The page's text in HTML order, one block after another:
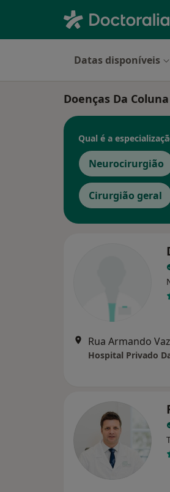
Datas disponíveis
Doenças Da
Qual é a
Neurocirurgião
Cirurgião geral
Rua Armando
Hospital Privado